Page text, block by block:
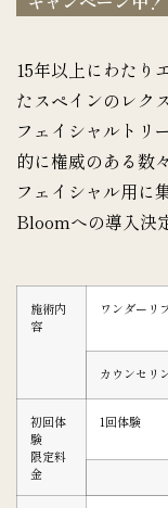
15年以上にわたり
たスペインのレク
フェイシャルトリ
的に権威のある数
フェイシャル用に
Bloomへの導入決
施術内
容
ワンダーリ
カウンセリ
初回体
験
限定料
金
1回体験